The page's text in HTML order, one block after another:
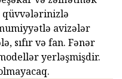
qüvvələrinizlə
avizələr
sıfır və fan. Fənər
yerləşmişdir.